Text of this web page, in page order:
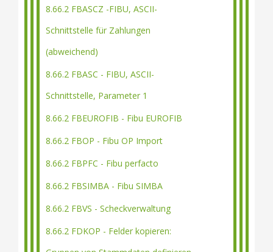
8.66.2 FBASCZ -FIBU, ASCII-
Schnittstelle für Zahlungen
(abweichend)
8.66.2 FBASC - FIBU, ASCII-
Schnittstelle, Parameter 1
8.66.2 FBEUROFIB - Fibu EUROFIB
8.66.2 FBOP - Fibu OP Import
8.66.2 FBPFC - Fibu perfacto
8.66.2 FBSIMBA - Fibu SIMBA
8.66.2 FBVS - Scheckverwaltung
8.66.2 FDKOP - Felder kopieren: